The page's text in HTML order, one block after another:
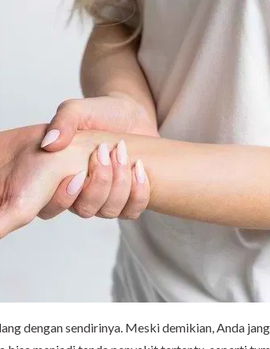
dengan sendirinya. Meski demikian, Anda